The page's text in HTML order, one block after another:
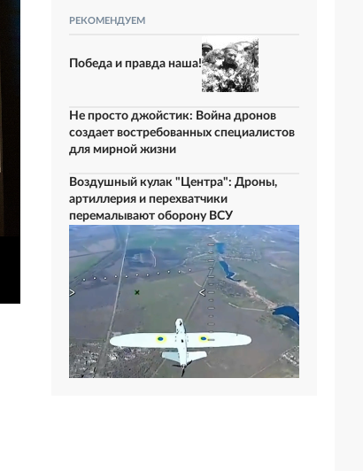
РЕКОМЕНДУЕМ
Победа и правда наша!
Не просто джойстик: Война дронов
создает востребованных специалистов
для мирной жизни
Воздушный кулак "Центра": Дроны,
артиллерия и перехватчики
перемалывают оборону ВСУ